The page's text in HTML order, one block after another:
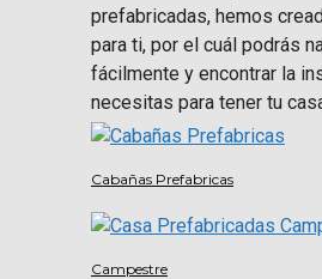
prefabricadas, hemos
para ti, por el cuál podrás
fácilmente y encontrar la
necesitas para tener tu
Cabañas Prefabricas
Campestre